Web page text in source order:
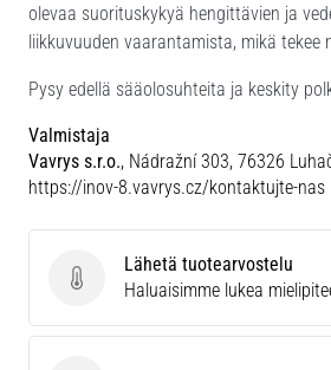
olevaa suorituskykyä hengittävien ja
liikkuvuuden vaarantamista, mikä
Pysy edellä sääolosuhteita ja keskity
Valmistaja
Vavrys s.r.o., Nádražní 303, 76326
https://inov-8.vavrys.cz/kontaktujte-nas
Lähetä tuotearvostelu
Lähetä tuotearvostelu
Haluaisimme lukea